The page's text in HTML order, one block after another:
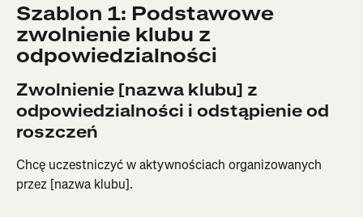
Szablon 1: Podstawowe
zwolnienie klubu z
odpowiedzialności
Zwolnienie [nazwa klubu] z
odpowiedzialności i odstąpienie od
roszczeń
Chcę uczestniczyć w aktywnościach organizowanych
przez [nazwa klubu].